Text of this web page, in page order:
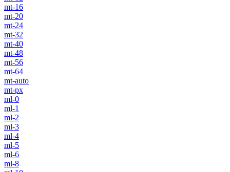
mt-16
mt-20
mt-24
mt-32
mt-40
mt-48
mt-56
mt-64
mt-auto
mt-px
ml-0
ml-1
ml-2
ml-3
ml-4
ml-5
ml-6
ml-8